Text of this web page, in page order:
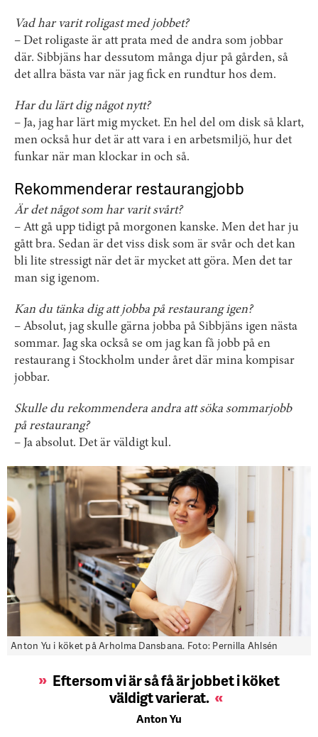
Vad har varit roligast med jobbet?
– Det roligaste är att prata med de andra som jobbar
där. Sibbjäns har dessutom många djur på gården, så
det allra bästa var när jag fick en rundtur hos dem.
Har du lärt dig något nytt?
– Ja, jag har lärt mig mycket. En hel del om disk så klart,
men också hur det är att vara i en arbetsmiljö, hur det
funkar när man klockar in och så.
Rekommenderar restaurangjobb
Är det något som har varit svårt?
– Att gå upp tidigt på morgonen kanske. Men det har ju
gått bra. Sedan är det viss disk som är svår och det kan
bli lite stressigt när det är mycket att göra. Men det tar
man sig igenom.
Kan du tänka dig att jobba på restaurang igen?
– Absolut, jag skulle gärna jobba på Sibbjäns igen nästa
sommar. Jag ska också se om jag kan få jobb på en
restaurang i Stockholm under året där mina kompisar
jobbar.
Skulle du rekommendera andra att söka sommarjobb
på restaurang?
– Ja absolut. Det är väldigt kul.
Anton Yu i köket på Arholma Dansbana. Foto: Pernilla Ahlsén
Eftersom vi är så få är jobbet i köket
väldigt varierat.
Anton Yu